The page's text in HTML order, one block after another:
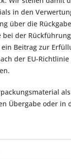
in den
über die
bei der
Beitrag zur
der EU-Richtlinie
Übergabe oder in